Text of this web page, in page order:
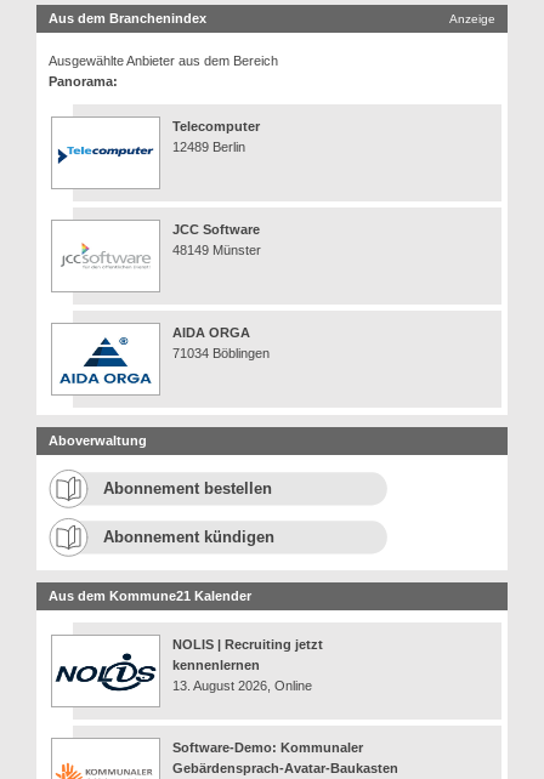
Aus dem Branchenindex Anzeige
Ausgewählte Anbieter aus dem Bereich
Panorama:
Telecomputer
12489 Berlin
JCC Software
48149 Münster
AIDA ORGA
71034 Böblingen
Aboverwaltung
Abonnement bestellen
Abonnement kündigen
Aus dem Kommune21 Kalender
NOLIS | Recruiting jetzt
kennenlernen
13. August 2026, Online
Software-Demo: Kommunaler
Gebärdensprach-Avatar-Baukasten